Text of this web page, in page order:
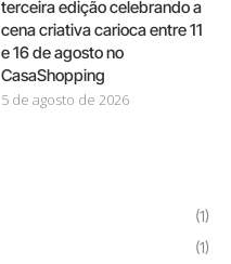
terceira edição celebrando a
cena criativa carioca entre 11
e 16 de agosto no
CasaShopping
5 de agosto de 2026
(1)
(1)